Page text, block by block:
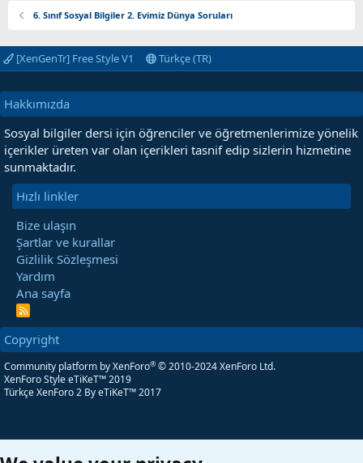
6. Sınıf Sosyal Bilgiler 2. Evimiz Dünya Soruları
[XenGenTr] Free Style V1 Türkçe (TR)
Hakkımızda
Sosyal bilgiler dersi için öğrenciler ve öğretmenlerimize yönelik
içerikler üreten var olan içerikleri tasnif edip sizlerin hizmetine
sunmaktadır.
Hızlı linkler
Bize ulaşın
Şartlar ve kurallar
Gizlilik Sözleşmesi
Yardım
Ana sayfa
R
S
Copyright
Community platform by XenForo® © 2010-2024 XenForo Ltd.
XenForo Style eTiKeT™ 2019
Türkçe XenForo 2 By eTiKeT™ 2017